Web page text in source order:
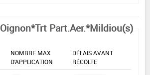
Oignon*Trt Part.Aer.*Mildiou(s)
NOMBRE MAX
D'APPLICATION
DÉLAIS AVANT
RÉCOLTE